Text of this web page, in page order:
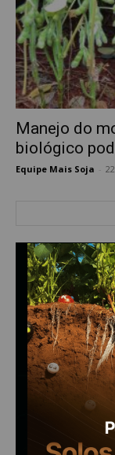
Manejo do
biológico
Equipe Mais Soja